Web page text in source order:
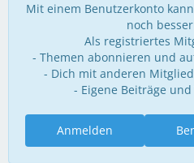
Mit einem Benutzerkonto
noch
Als registriertes
- Themen abonnieren und
- Dich mit anderen
- Eigene Beiträge
Anmelden